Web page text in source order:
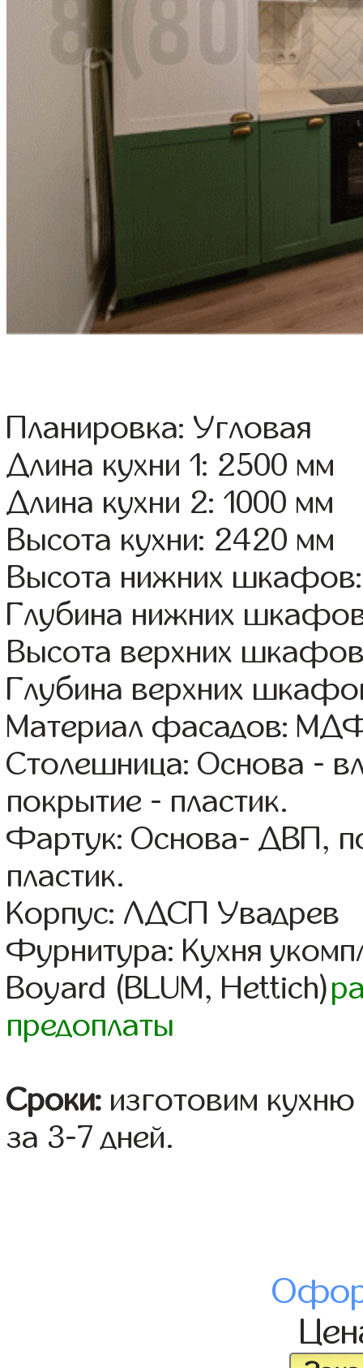
Планировка: Угловая
Длина кухни 1: 2500 мм
Длина кухни 2: 1000 мм
Высота кухни: 2420 мм
Высота нижних
Глубина нижних
Высота верхних
Глубина верхних
Материал фасадов:
Столешница: Основа -
покрытие - пластик.
Фартук: Основа- ДВП,
пластик.
Корпус: ЛДСП Увадрев
Фурнитура: Кухня
Boyard (BLUM, Hettich)
предоплаты
Сроки: изготовим
за 3-7 дней.